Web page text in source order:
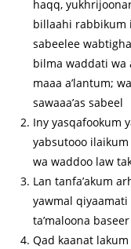
haqq,
billaahi rabbikum
sabeelee
bilma waddati wa
maaa a’lantum;
sawaaa’as sabeel
Iny yasqafookum
yabsutooo
wa waddoo law
Lan tanfa’akum
yawmal
ta’maloona baseer
Qad kaanat